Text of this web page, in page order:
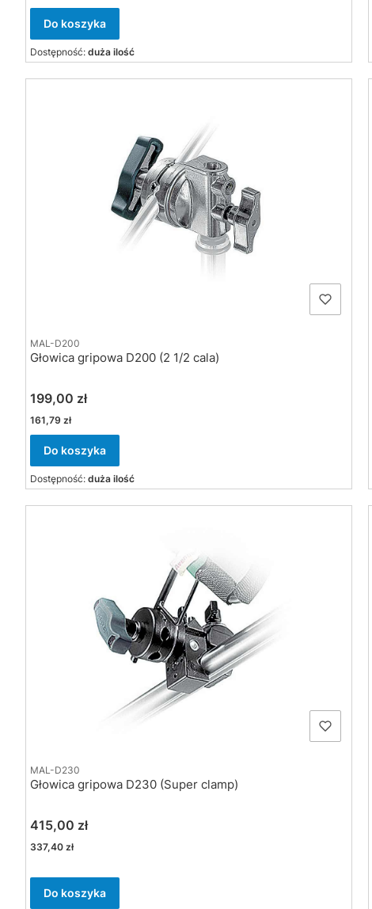
Do koszyka
Dostępność: duża ilość
MAL-D200
Głowica gripowa D200 (2 1/2 cala)
Cena
199,00 zł
Cena
161,79 zł
Do koszyka
Dostępność: duża ilość
MAL-D230
Głowica gripowa D230 (Super clamp)
Cena
415,00 zł
Cena
337,40 zł
Do koszyka